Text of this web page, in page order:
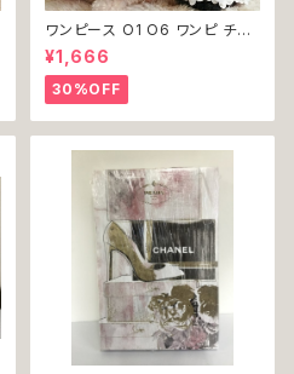
ワンピース O1 O6 ワンピ チュ
ール レース 花 フラワー 女の子
犬 犬服 小型 猫 服 洋服 ペット
dog ドッグウェア おしゃれ かわ
いい 返品交換不可
¥1,666
30%OFF